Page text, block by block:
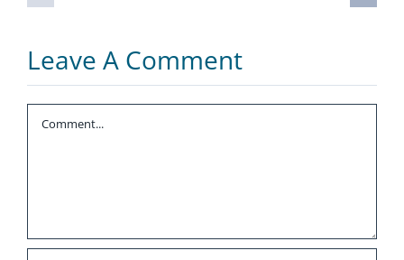
Leave A Comment